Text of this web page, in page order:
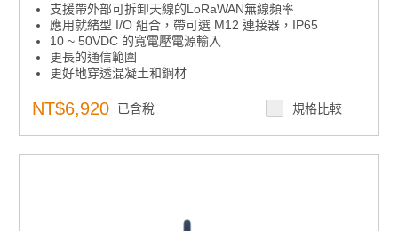
支援帶外部可拆卸天線的LoRaWAN無線頻率
應用就緒型 I/O 組合，帶可選 M12 連接器，IP65
10 ~ 50VDC 的寬電壓電源輸入
更長的通信範圍
更好地穿透混凝土和鋼材
NT$6,920 已含稅 規格比較